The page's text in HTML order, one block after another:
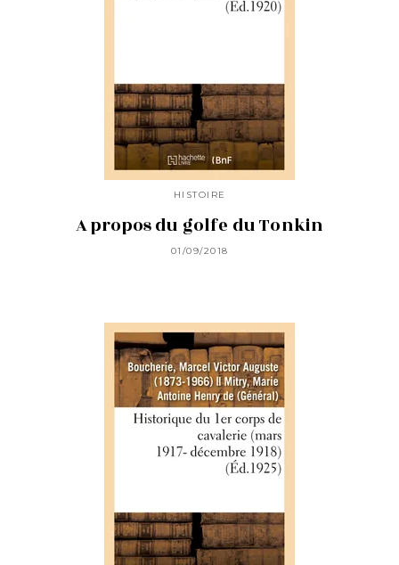
HISTOIRE
A propos du golfe du Tonkin
01/09/2018